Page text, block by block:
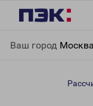
Ваш город
Махачкалу